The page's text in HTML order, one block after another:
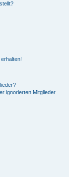
ignorierten Mitglieder